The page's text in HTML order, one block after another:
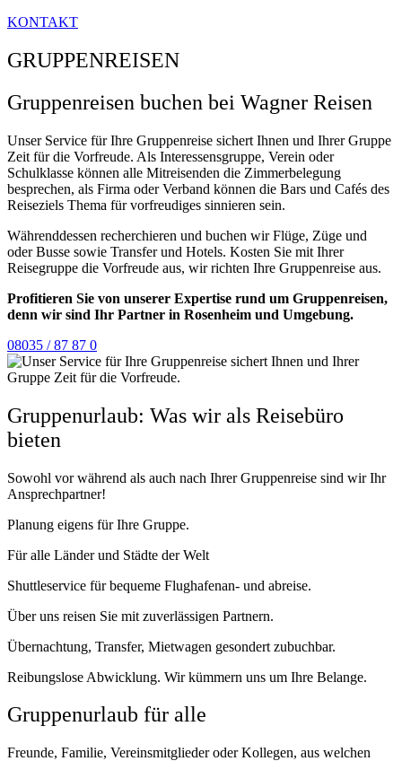
KONTAKT
GRUPPENREISEN
Gruppenreisen buchen bei Wagner Reisen
Unser Service für Ihre Gruppenreise sichert Ihnen und Ihrer Gruppe
Zeit für die Vorfreude. Als Interessensgruppe, Verein oder
Schulklasse können alle Mitreisenden die Zimmerbelegung
besprechen, als Firma oder Verband können die Bars und Cafés des
Reiseziels Thema für vorfreudiges sinnieren sein.
Währenddessen recherchieren und buchen wir Flüge, Züge und
oder Busse sowie Transfer und Hotels. Kosten Sie mit Ihrer
Reisegruppe die Vorfreude aus, wir richten Ihre Gruppenreise aus.
Profitieren Sie von unserer Expertise rund um Gruppenreisen,
denn wir sind Ihr Partner in Rosenheim und Umgebung.
08035 / 87 87 0
Gruppenurlaub: Was wir als Reisebüro
bieten
Sowohl vor während als auch nach Ihrer Gruppenreise sind wir Ihr
Ansprechpartner!
Planung eigens für Ihre Gruppe.
Für alle Länder und Städte der Welt
Shuttleservice für bequeme Flughafenan- und abreise.
Über uns reisen Sie mit zuverlässigen Partnern.
Übernachtung, Transfer, Mietwagen gesondert zubuchbar.
Reibungslose Abwicklung. Wir kümmern uns um Ihre Belange.
Gruppenurlaub für alle
Freunde, Familie, Vereinsmitglieder oder Kollegen, aus welchen